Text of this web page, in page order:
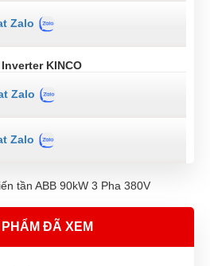
Zalo
KINCO
Zalo
Zalo
ĐÃ XEM